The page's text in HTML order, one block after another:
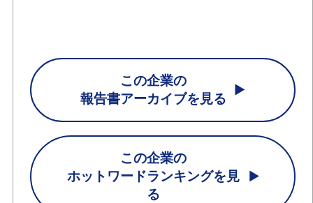
この企業の
報告書アーカイブを見る
この企業の
ホットワードランキングを見
る